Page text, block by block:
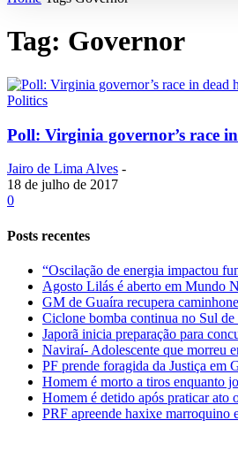
Tag: Governor
Politics
Poll: Virginia governor’s race
Jairo de Lima Alves -
18 de julho de 2017
0
Posts recentes
“Oscilação de energia impactou
Agosto Lilás é aberto em Mundo
GM de Guaíra recupera
Ciclone bomba continua no Sul
Japorã inicia preparação para
Naviraí- Adolescente que morreu
PF prende foragida da Justiça em
Homem é morto a tiros enquanto
Homem é detido após praticar ato
PRF apreende haxixe marroquino